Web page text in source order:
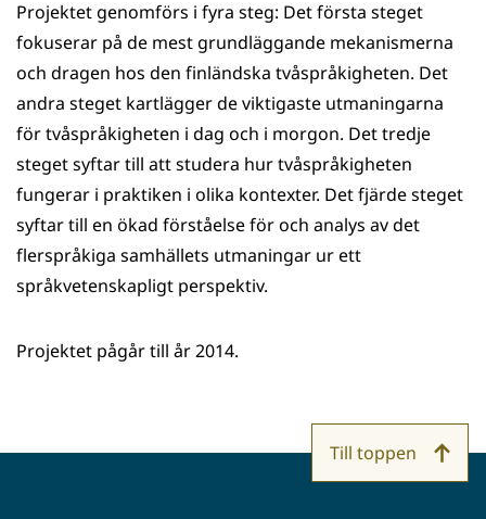
Projektet genomförs i fyra steg: Det första steget
fokuserar på de mest grundläggande mekanismerna
och dragen hos den finländska tvåspråkigheten. Det
andra steget kartlägger de viktigaste utmaningarna
för tvåspråkigheten i dag och i morgon. Det tredje
steget syftar till att studera hur tvåspråkigheten
fungerar i praktiken i olika kontexter. Det fjärde steget
syftar till en ökad förståelse för och analys av det
flerspråkiga samhällets utmaningar ur ett
språkvetenskapligt perspektiv.
Projektet pågår till år 2014.
Till toppen